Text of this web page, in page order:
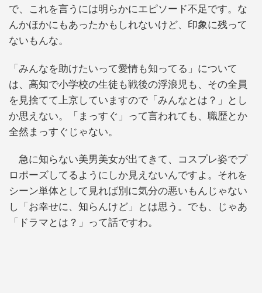
で、これを言うには明らかにエピソード不足です。な
んかほかにもあったかもしれないけど、印象に残って
ないもんな。
「みんなを助けたいって愛情も知ってる」について
は、高知で小学校の生徒も戦後の浮浪児も、その全員
を見捨てて上京していますので「みんなとは？」とし
か思えない。「まっすぐ」って言われても、職歴とか
全然まっすぐじゃない。
急に知らない美男美女が出てきて、コスプレ姿でプ
ロポーズしてるようにしか見えないんですよ。それを
シーン単体として見れば別に気分の悪いもんじゃない
し「お幸せに、知らんけど」とは思う。でも、じゃあ
「ドラマとは？」って話ですわ。